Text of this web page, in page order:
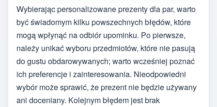
Wybierając personalizowane prezenty dla par, warto
być świadomym kilku powszechnych błędów, które
mogą wpłynąć na odbiór upominku. Po pierwsze,
należy unikać wyboru przedmiotów, które nie pasują
do gustu obdarowywanych; warto wcześniej poznać
ich preferencje i zainteresowania. Nieodpowiedni
wybór może sprawić, że prezent nie będzie używany
ani doceniany. Kolejnym błędem jest brak